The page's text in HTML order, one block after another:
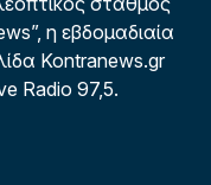
η εβδομαδιαία
Kontranews.gr
Radio 97,5.